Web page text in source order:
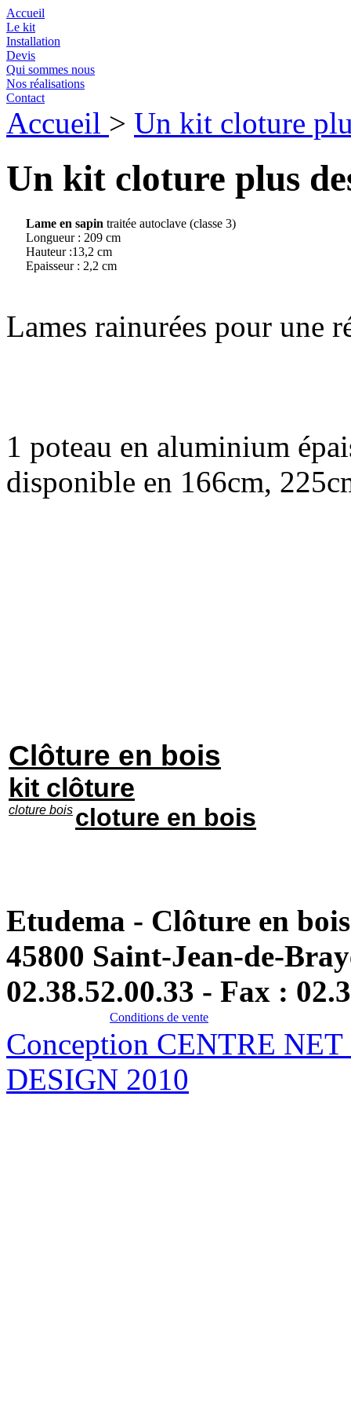
Accueil
Le kit
Installation
Devis
Qui sommes nous
Nos réalisations
Contact
Accueil > Un kit cloture
Un kit cloture plus
Lame en sapin traitée autoclave (classe 3)
Longueur : 209 cm
Hauteur :13,2 cm
Epaisseur : 2,2 cm
Lames rainurées pour une
1 poteau en aluminium
disponible en 166cm,
Clôture en bois
kit clôture
cloture bois cloture en bois
Etudema - Clôture en bois
45800 Saint-Jean-de-
02.38.52.00.33 - Fax :
Conditions de vente
Conception CENTRE
DESIGN 2010